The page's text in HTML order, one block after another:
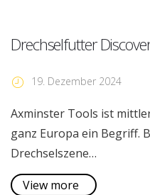
Drechselfutter
19. Dezember 2024
Axminster Tools ist
ganz Europa ein Begriff.
Drechselszene…
View more